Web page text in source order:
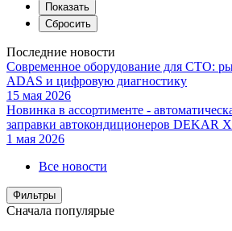
Последние новости
Современное оборудование для СТО:
ADAS и цифровую диагностику
15 мая 2026
Новинка в ассортименте -
заправки автокондиционеров DEKAR
1 мая 2026
Все новости
Фильтры
Сначала популярые